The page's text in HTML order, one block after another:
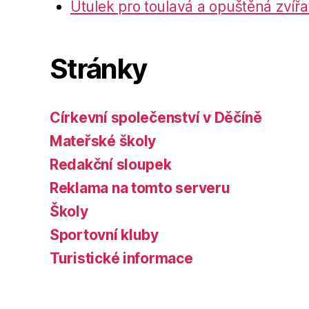
Útulek pro toulavá a opuštěná
Stránky
Církevní společenství v Děčíně
Mateřské školy
Redakční sloupek
Reklama na tomto serveru
Školy
Sportovní kluby
Turistické informace